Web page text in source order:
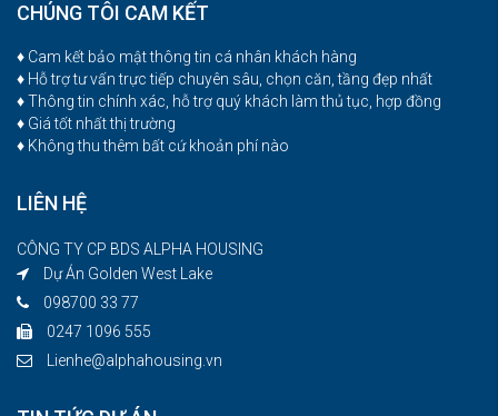
CHÚNG TÔI CAM KẾT
♦ Cam kết bảo mật thông tin cá nhân khách hàng
♦ Hỗ trợ tư vấn trực tiếp chuyên sâu, chọn căn, tầng đẹp nhất
♦ Thông tin chính xác, hỗ trợ quý khách làm thủ tục, hợp đồng
♦ Giá tốt nhất thị trường
♦ Không thu thêm bất cứ khoản phí nào
LIÊN HỆ
CÔNG TY CP BDS ALPHA HOUSING
Dự Án Golden West Lake
098700 33 77
0247 1096 555
Lienhe@alphahousing.vn